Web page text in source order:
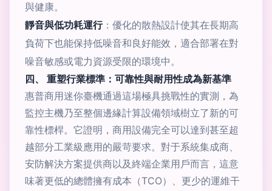
與健康。
靜音與低功耗運行：優化的散熱設計使其在長期高
負荷下也能保持低噪音和良好能效，適合部署在對
噪音敏感或電力資源受限的環境中。
四、 重塑行業標準：可靠性與耐用性成為新基準
惠普商用迷你臺機通過這場極具挑戰性的實測，為
監控主機乃至整個邊緣計算設備領域樹立了新的可
靠性標桿。它證明，商用設備完全可以達到甚至超
越部分工業級應用的嚴苛要求。對于系統集成商、
安防解決方案提供商以及終端企業用戶而言，這意
味著更低的總體擁有成本（TCO）、更少的運維干